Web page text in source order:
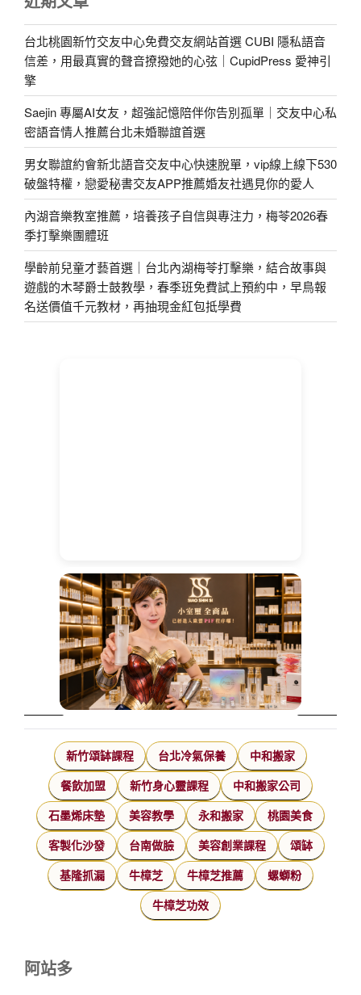
台北桃園新竹交友中心免費交友網站首選 CUBI 隱私語音
信差，用最真實的聲音撩撥她的心弦｜CupidPress 愛神引
擎
Saejin 專屬AI女友，超強記憶陪伴你告別孤單｜交友中心私
密語音情人推薦台北未婚聯誼首選
男女聯誼約會新北語音交友中心快速脫單，vip線上線下530
破盤特權，戀愛秘書交友APP推薦婚友社遇見你的愛人
內湖音樂教室推薦，培養孩子自信與專注力，梅苓2026春
季打擊樂團體班
學齡前兒童才藝首選｜台北內湖梅苓打擊樂，結合故事與
遊戲的木琴爵士鼓教學，春季班免費試上預約中，早鳥報
名送價值千元教材，再抽現金紅包抵學費
新竹頌缽課程 台北冷氣保養 中和搬家
餐飲加盟 新竹身心靈課程 中和搬家公司
石墨烯床墊 美容教學 永和搬家 桃園美食
客製化沙發 台南做臉 美容創業課程 頌缽
基隆抓漏 牛樟芝 牛樟芝推薦 螺螄粉
牛樟芝功效
阿站多